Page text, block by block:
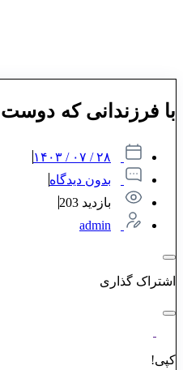
با فرزندانی که دوست
۲۸ / ۰۷ / ۱۴۰۳
بدون دیدگاه
بازدید 203
admin
اشتراک گذاری
کپی!